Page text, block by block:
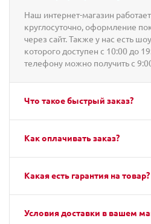
Наш интернет-магазин
круглосуточно, оформление
через сайт. Также у нас есть
которого доступен с 10:00 до
телефону можно получить с
Что такое быстрый заказ?
Как оплачивать заказ?
Какая есть гарантия на товар?
Условия доставки в вашем